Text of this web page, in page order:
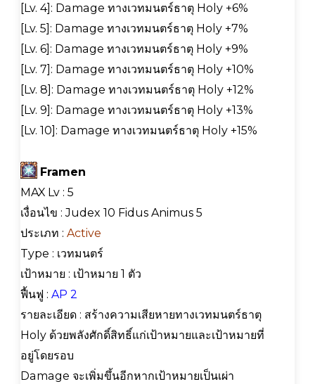
[Lv. 4]: Damage ทางเวทมนตร์ธาตุ Holy +6%
[Lv. 5]: Damage ทางเวทมนตร์ธาตุ Holy +7%
[Lv. 6]: Damage ทางเวทมนตร์ธาตุ Holy +9%
[Lv. 7]: Damage ทางเวทมนตร์ธาตุ Holy +10%
[Lv. 8]: Damage ทางเวทมนตร์ธาตุ Holy +12%
[Lv. 9]: Damage ทางเวทมนตร์ธาตุ Holy +13%
[Lv. 10]: Damage ทางเวทมนตร์ธาตุ Holy +15%
Framen
MAX Lv : 5
เงื่อนไข : Judex 10 Fidus Animus 5
ประเภท : Active
Type : เวทมนตร์
เป้าหมาย : เป้าหมาย 1 ตัว
ฟื้นฟู : AP 2
รายละเอียด : สร้างความเสียหายทางเวทมนตร์ธาตุ
Holy ด้วยพลังศักดิ์สิทธิ์แก่เป้าหมายและเป้าหมายที่
อยู่โดยรอบ
Damage จะเพิ่มขึ้นอีกหากเป้าหมายเป็นเผ่า